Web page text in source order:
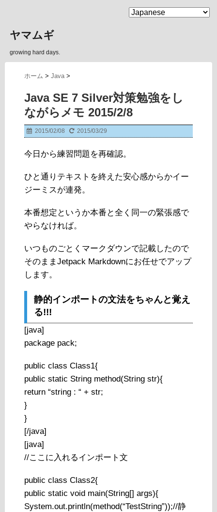
MENU
ヤマムギ
growing hard days.
ホーム > Java >
Java SE 7 Silver対策勉強をし
ながらメモ 2015/2/8
2015/02/08 2015/03/29
今日から練習問題を再確認。
ひと通りテキストを終えた安心感からかイー
ジーミスが連発。
本番想定というか本番と全く同一の緊張感で
やらなければ。
いつものごとくマークダウンで記載したので
そのままJetpack Markdownにお任せでアップ
します。
静的インポートの文法をちゃんと覚え
る!!!
[java]
package pack;
public class Class1{
public static String method(String str){
return “string : “ + str;
}
}
[/java]
[java]
//ここに入れるインポート文
public class Class2{
public static void main(String[] args){
System.out.println(method(“TestString”));//静